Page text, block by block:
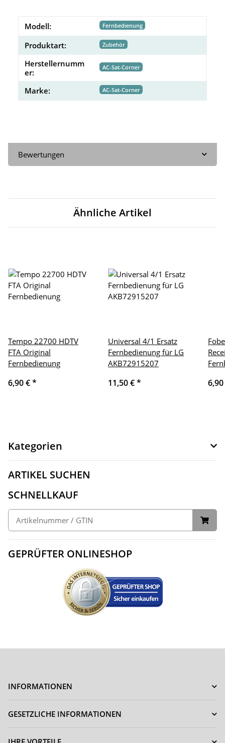
Modell: Fernbedienung
Produktart: Zubehör
Herstellernumm
er:
AC-Sat-Corner
Marke: AC-Sat-Corner
Bewertungen
Ähnliche Artikel
Tempo 22700 HDTV
FTA Original
Fernbedienung
6,90 €*
Universal 4/1 Ersatz
Fernbedienung für LG
AKB72915207
11,50 €*
Kategorien
ARTIKEL SUCHEN
SCHNELLKAUF
GEPRÜFTER ONLINESHOP
INFORMATIONEN
GESETZLICHE INFORMATIONEN